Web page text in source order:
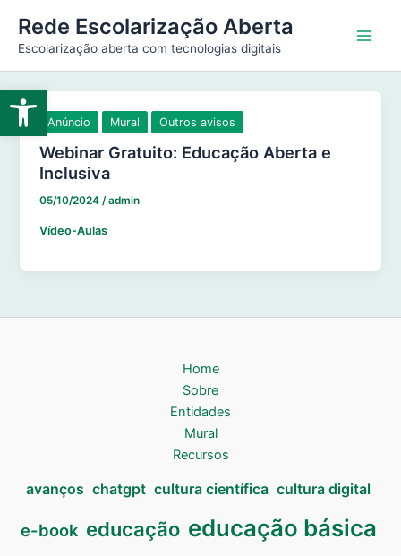
Abrir a barra de ferramentas
para
conteúdo
Rede Escolarização Aberta
Escolarização aberta com tecnologias digitais
Anúncio Mural Outros avisos
Webinar Gratuito: Educação Aberta e
Inclusiva
05/10/2024/admin
Vídeo-Aulas
Home
Sobre
Entidades
Mural
Recursos
avanços chatgpt cultura científica cultura digital
e-book educação educação básica